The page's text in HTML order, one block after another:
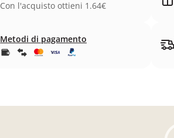
Con l'acquisto ottieni 1.64€
Metodi di pagamento